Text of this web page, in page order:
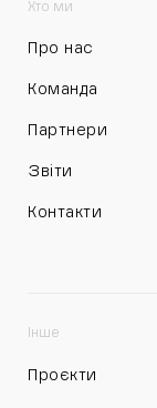
Хто ми
Про нас
Команда
Партнери
Звіти
Контакти
Інше
Проєкти